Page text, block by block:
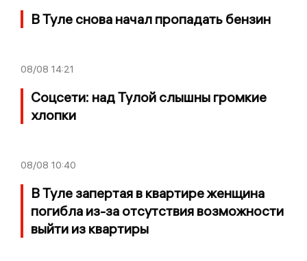
В Туле снова начал пропадать бензин
08/08 14:21
Соцсети: над Тулой слышны громкие
хлопки
08/08 10:40
В Туле запертая в квартире женщина
погибла из-за отсутствия возможности
выйти из квартиры